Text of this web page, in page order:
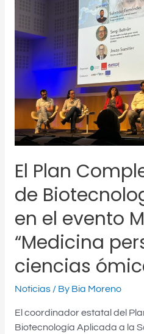
El Plan
de
en el evento
“Medicina
ciencias
Noticias/ By Bia Moreno
El coordinador estatal del
Biotecnología Aplicada a la
Biotecnología
presente
en
evento
Matchmaking
“Medicina
personalizada
y
ómicas”